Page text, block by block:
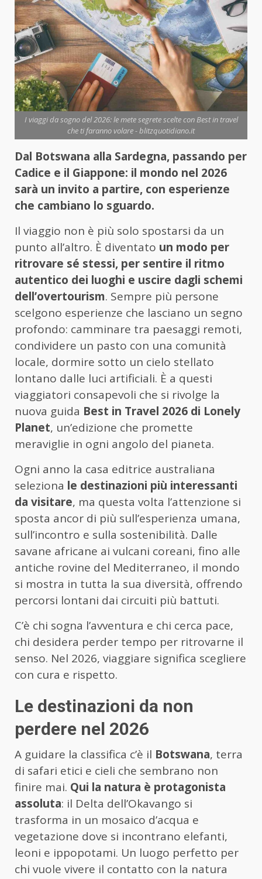
I viaggi da sogno del 2026: le mete segrete scelte con Best in travel
che ti faranno volare - blitzquotidiano.it
Dal Botswana alla Sardegna, passando per
Cadice e il Giappone: il mondo nel 2026
sarà un invito a partire, con esperienze
che cambiano lo sguardo.
Il viaggio non è più solo spostarsi da un
punto all’altro. È diventato un modo per
ritrovare sé stessi, per sentire il ritmo
autentico dei luoghi e uscire dagli schemi
dell’overtourism. Sempre più persone
scelgono esperienze che lasciano un segno
profondo: camminare tra paesaggi remoti,
condividere un pasto con una comunità
locale, dormire sotto un cielo stellato
lontano dalle luci artificiali. È a questi
viaggiatori consapevoli che si rivolge la
nuova guida Best in Travel 2026 di Lonely
Planet, un’edizione che promette
meraviglie in ogni angolo del pianeta.
Ogni anno la casa editrice australiana
seleziona le destinazioni più interessanti
da visitare, ma questa volta l’attenzione si
sposta ancor di più sull’esperienza umana,
sull’incontro e sulla sostenibilità. Dalle
savane africane ai vulcani coreani, fino alle
antiche rovine del Mediterraneo, il mondo
si mostra in tutta la sua diversità, offrendo
percorsi lontani dai circuiti più battuti.
C’è chi sogna l’avventura e chi cerca pace,
chi desidera perder tempo per ritrovarne il
senso. Nel 2026, viaggiare significa scegliere
con cura e rispetto.
Le destinazioni da non
perdere nel 2026
A guidare la classifica c’è il Botswana, terra
di safari etici e cieli che sembrano non
finire mai. Qui la natura è protagonista
assoluta: il Delta dell’Okavango si
trasforma in un mosaico d’acqua e
vegetazione dove si incontrano elefanti,
leoni e ippopotami. Un luogo perfetto per
chi vuole vivere il contatto con la natura